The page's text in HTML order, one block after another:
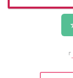
「